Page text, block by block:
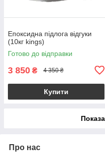
Епоксидна підлога відгуки
(10кг kings)
Готово до відправки
3 850 ₴ 4 350 ₴
Купити
Про нас